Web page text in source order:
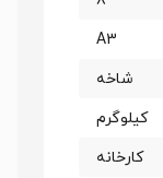
A3
شاخه
کیلوگرم
کارخانه